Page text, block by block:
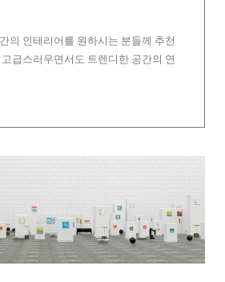
의 인테리어를 원하시는 분들께 추천
급스러우면서도 트렌디한 공간의 연